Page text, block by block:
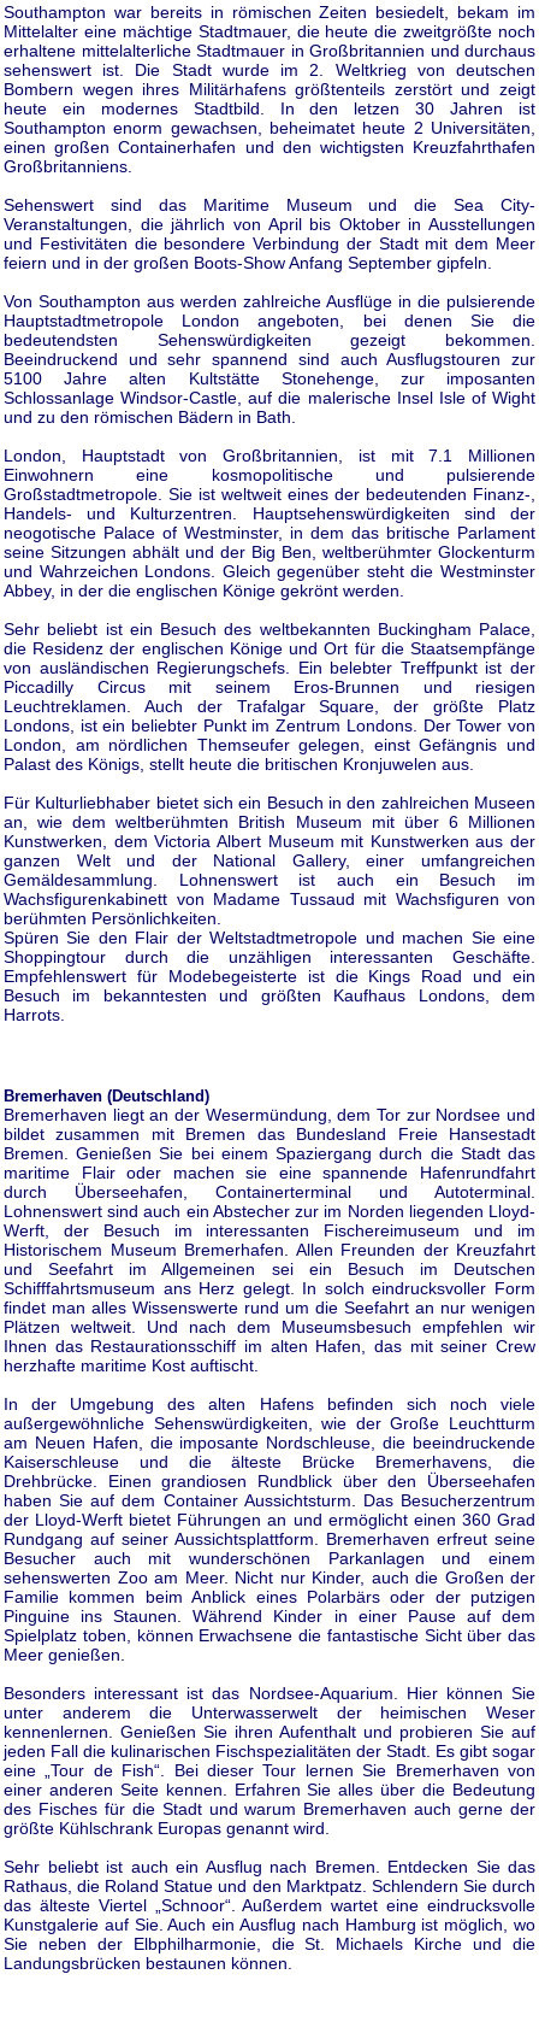
Southampton war bereits in römischen Zeiten besiedelt, bekam im
Mittelalter eine mächtige Stadtmauer, die heute die zweitgrößte noch
erhaltene mittelalterliche Stadtmauer in Großbritannien und durchaus
sehenswert ist. Die Stadt wurde im 2. Weltkrieg von deutschen
Bombern wegen ihres Militärhafens größtenteils zerstört und zeigt
heute ein modernes Stadtbild. In den letzen 30 Jahren ist
Southampton enorm gewachsen, beheimatet heute 2 Universitäten,
einen großen Containerhafen und den wichtigsten Kreuzfahrthafen
Großbritanniens.
Sehenswert sind das Maritime Museum und die Sea City-
Veranstaltungen, die jährlich von April bis Oktober in Ausstellungen
und Festivitäten die besondere Verbindung der Stadt mit dem Meer
feiern und in der großen Boots-Show Anfang September gipfeln.
Von Southampton aus werden zahlreiche Ausflüge in die pulsierende
Hauptstadtmetropole London angeboten, bei denen Sie die
bedeutendsten Sehenswürdigkeiten gezeigt bekommen.
Beeindruckend und sehr spannend sind auch Ausflugstouren zur
5100 Jahre alten Kultstätte Stonehenge, zur imposanten
Schlossanlage Windsor-Castle, auf die malerische Insel Isle of Wight
und zu den römischen Bädern in Bath.
London, Hauptstadt von Großbritannien, ist mit 7.1 Millionen
Einwohnern eine kosmopolitische und pulsierende
Großstadtmetropole. Sie ist weltweit eines der bedeutenden Finanz-,
Handels- und Kulturzentren. Hauptsehenswürdigkeiten sind der
neogotische Palace of Westminster, in dem das britische Parlament
seine Sitzungen abhält und der Big Ben, weltberühmter Glockenturm
und Wahrzeichen Londons. Gleich gegenüber steht die Westminster
Abbey, in der die englischen Könige gekrönt werden.
Sehr beliebt ist ein Besuch des weltbekannten Buckingham Palace,
die Residenz der englischen Könige und Ort für die Staatsempfänge
von ausländischen Regierungschefs. Ein belebter Treffpunkt ist der
Piccadilly Circus mit seinem Eros-Brunnen und riesigen
Leuchtreklamen. Auch der Trafalgar Square, der größte Platz
Londons, ist ein beliebter Punkt im Zentrum Londons. Der Tower von
London, am nördlichen Themseufer gelegen, einst Gefängnis und
Palast des Königs, stellt heute die britischen Kronjuwelen aus.
Für Kulturliebhaber bietet sich ein Besuch in den zahlreichen Museen
an, wie dem weltberühmten British Museum mit über 6 Millionen
Kunstwerken, dem Victoria Albert Museum mit Kunstwerken aus der
ganzen Welt und der National Gallery, einer umfangreichen
Gemäldesammlung. Lohnenswert ist auch ein Besuch im
Wachsfigurenkabinett von Madame Tussaud mit Wachsfiguren von
berühmten Persönlichkeiten.
Spüren Sie den Flair der Weltstadtmetropole und machen Sie eine
Shoppingtour durch die unzähligen interessanten Geschäfte.
Empfehlenswert für Modebegeisterte ist die Kings Road und ein
Besuch im bekanntesten und größten Kaufhaus Londons, dem
Harrots.
Bremerhaven (Deutschland)
Bremerhaven liegt an der Wesermündung, dem Tor zur Nordsee und
bildet zusammen mit Bremen das Bundesland Freie Hansestadt
Bremen. Genießen Sie bei einem Spaziergang durch die Stadt das
maritime Flair oder machen sie eine spannende Hafenrundfahrt
durch Überseehafen, Containerterminal und Autoterminal.
Lohnenswert sind auch ein Abstecher zur im Norden liegenden Lloyd-
Werft, der Besuch im interessanten Fischereimuseum und im
Historischem Museum Bremerhafen. Allen Freunden der Kreuzfahrt
und Seefahrt im Allgemeinen sei ein Besuch im Deutschen
Schifffahrtsmuseum ans Herz gelegt. In solch eindrucksvoller Form
findet man alles Wissenswerte rund um die Seefahrt an nur wenigen
Plätzen weltweit. Und nach dem Museumsbesuch empfehlen wir
Ihnen das Restaurationsschiff im alten Hafen, das mit seiner Crew
herzhafte maritime Kost auftischt.
In der Umgebung des alten Hafens befinden sich noch viele
außergewöhnliche Sehenswürdigkeiten, wie der Große Leuchtturm
am Neuen Hafen, die imposante Nordschleuse, die beeindruckende
Kaiserschleuse und die älteste Brücke Bremerhavens, die
Drehbrücke. Einen grandiosen Rundblick über den Überseehafen
haben Sie auf dem Container Aussichtsturm. Das Besucherzentrum
der Lloyd-Werft bietet Führungen an und ermöglicht einen 360 Grad
Rundgang auf seiner Aussichtsplattform. Bremerhaven erfreut seine
Besucher auch mit wunderschönen Parkanlagen und einem
sehenswerten Zoo am Meer. Nicht nur Kinder, auch die Großen der
Familie kommen beim Anblick eines Polarbärs oder der putzigen
Pinguine ins Staunen. Während Kinder in einer Pause auf dem
Spielplatz toben, können Erwachsene die fantastische Sicht über das
Meer genießen.
Besonders interessant ist das Nordsee-Aquarium. Hier können Sie
unter anderem die Unterwasserwelt der heimischen Weser
kennenlernen. Genießen Sie ihren Aufenthalt und probieren Sie auf
jeden Fall die kulinarischen Fischspezialitäten der Stadt. Es gibt sogar
eine „Tour de Fish“. Bei dieser Tour lernen Sie Bremerhaven von
einer anderen Seite kennen. Erfahren Sie alles über die Bedeutung
des Fisches für die Stadt und warum Bremerhaven auch gerne der
größte Kühlschrank Europas genannt wird.
Sehr beliebt ist auch ein Ausflug nach Bremen. Entdecken Sie das
Rathaus, die Roland Statue und den Marktpatz. Schlendern Sie durch
das älteste Viertel „Schnoor“. Außerdem wartet eine eindrucksvolle
Kunstgalerie auf Sie. Auch ein Ausflug nach Hamburg ist möglich, wo
Sie neben der Elbphilharmonie, die St. Michaels Kirche und die
Landungsbrücken bestaunen können.